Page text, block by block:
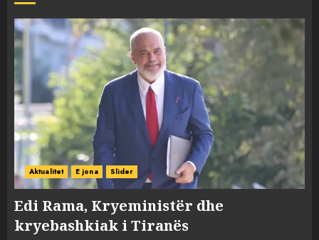
Aktualitet E jona Slider
Edi Rama, Kryeministër dhe
kryebashkiak i Tiranës